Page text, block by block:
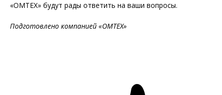
«ОМТЕХ» будут рады ответить на ваши вопросы.
Подготовлено компанией «ОМТЕХ»